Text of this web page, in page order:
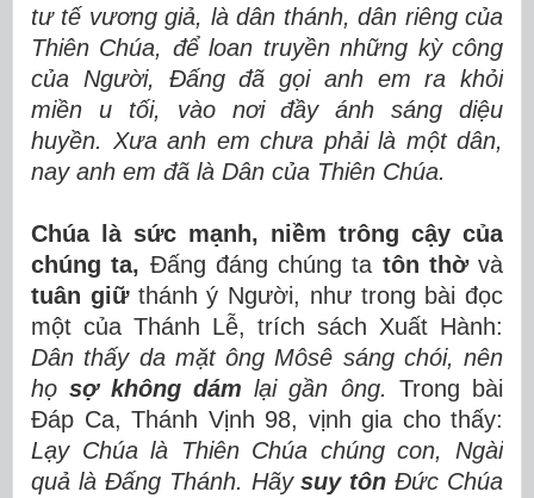
tư tế vương giả, là dân thánh, dân riêng của
Thiên Chúa, để loan truyền những kỳ công
của Người, Đấng đã gọi anh em ra khỏi
miền u tối, vào nơi đầy ánh sáng diệu
huyền. Xưa anh em chưa phải là một dân,
nay anh em đã là Dân của Thiên Chúa.
Chúa là sức mạnh, niềm trông cậy của
chúng ta, Đấng đáng chúng ta tôn thờvà
tuân giữthánh ý Người, như trong bài đọc
một của Thánh Lễ, trích sách Xuất Hành:
Dân thấy da mặt ông Môsê sáng chói, nên
họsợ không dám lại gần ông. Trong bài
Đáp Ca, Thánh Vịnh 98, vịnh gia cho thấy:
Lạy Chúa là Thiên Chúa chúng con, Ngài
quả là Đấng Thánh. Hãysuy tôn Đức Chúa